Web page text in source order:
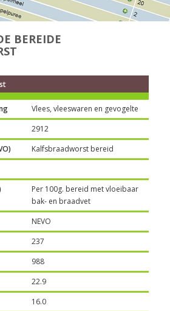
BEREIDE
Vlees, vleeswaren en gevogelte
2912
Kalfsbraadworst bereid
Per 100g. bereid met vloeibaar
bak- en braadvet
NEVO
237
988
22.9
16.0